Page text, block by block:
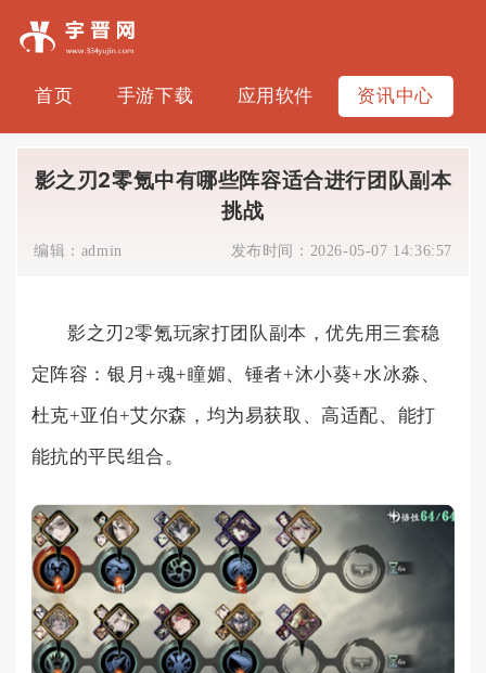
首页 手游下载 应用软件 资讯中心
影之刃2零氪中有哪些阵容适合进行团队副本
挑战
编辑： admin 发布时间： 2026-05-07 14:36:57
影之刃2零氪玩家打团队副本，优先用三套稳
定阵容：银月+魂+瞳媚、锤者+沐小葵+水冰淼、
杜克+亚伯+艾尔森，均为易获取、高适配、能打
能抗的平民组合。